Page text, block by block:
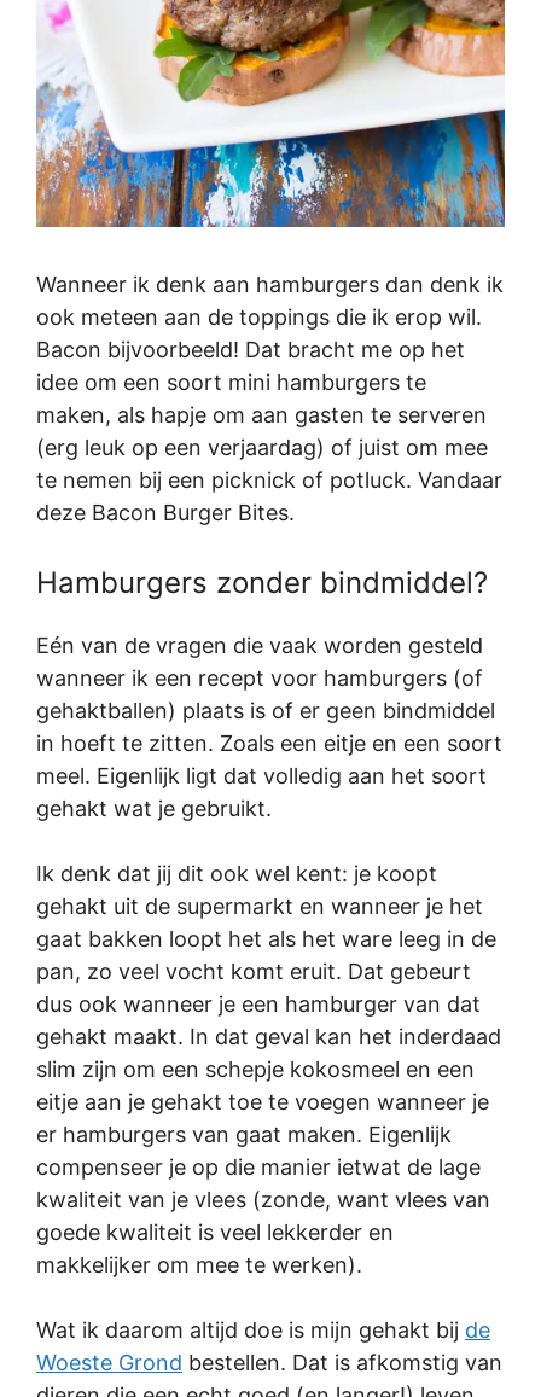
Wanneer ik denk aan hamburgers dan denk ik
ook meteen aan de toppings die ik erop wil.
Bacon bijvoorbeeld! Dat bracht me op het
idee om een soort mini hamburgers te
maken, als hapje om aan gasten te serveren
(erg leuk op een verjaardag) of juist om mee
te nemen bij een picknick of potluck. Vandaar
deze Bacon Burger Bites.
Hamburgers zonder bindmiddel?
Eén van de vragen die vaak worden gesteld
wanneer ik een recept voor hamburgers (of
gehaktballen) plaats is of er geen bindmiddel
in hoeft te zitten. Zoals een eitje en een soort
meel. Eigenlijk ligt dat volledig aan het soort
gehakt wat je gebruikt.
Ik denk dat jij dit ook wel kent: je koopt
gehakt uit de supermarkt en wanneer je het
gaat bakken loopt het als het ware leeg in de
pan, zo veel vocht komt eruit. Dat gebeurt
dus ook wanneer je een hamburger van dat
gehakt maakt. In dat geval kan het inderdaad
slim zijn om een schepje kokosmeel en een
eitje aan je gehakt toe te voegen wanneer je
er hamburgers van gaat maken. Eigenlijk
compenseer je op die manier ietwat de lage
kwaliteit van je vlees (zonde, want vlees van
goede kwaliteit is veel lekkerder en
makkelijker om mee te werken).
Wat ik daarom altijd doe is mijn gehakt bij de
Woeste Grond bestellen. Dat is afkomstig van